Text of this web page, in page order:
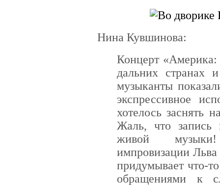
Нина Кувшинова:
Концерт
дальних странах
музыканты
экспрессивное
хотелось заснять
Жаль, что запись
живой
импровизации
придумывает что-
обращениями к